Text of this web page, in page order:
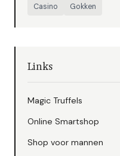
Casino
Gokken
Links
Magic Truffels
Online Smartshop
Shop voor mannen